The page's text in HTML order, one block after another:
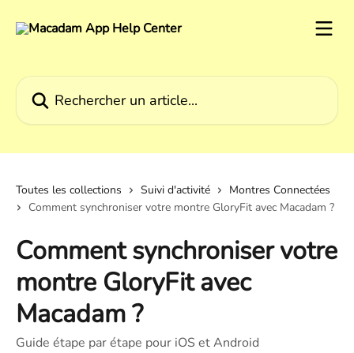
Toutes les collections Suivi d'activité
Montres Connectées
Comment synchroniser votre montre GloryFit avec Macadam ?
Comment synchroniser votre
montre GloryFit avec
Macadam ?
Guide étape par étape pour iOS et Android